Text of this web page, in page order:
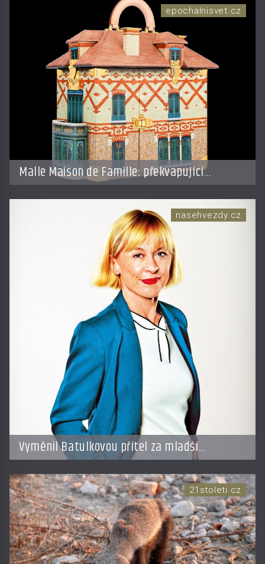
Malle Maison de Famille: překvapující
doplněk od LV
epochalnisvet.cz
Vyměnil Batulkovou přítel za mladší
exemplář?
nasehvezdy.cz
21stoleti.cz